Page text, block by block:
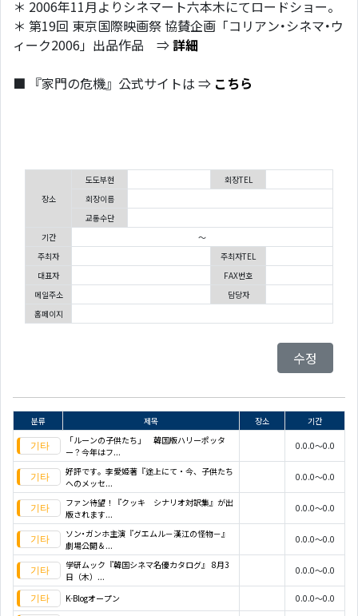
＊ 2006年11月よりシネマート六本木にてロードショー。
＊ 第19回 東京国際映画祭 協賛企画「コリアン･シネマ･ウ
ィーク2006」出品作品 ⇒詳細
■ 『家門の危機』公式サイトは ⇒ こちら
장소
도도부현
회장TEL
회장이름
교통수단
기간
～
주최자
주최자TEL
대표자
FAX번호
메일주소
담당자
홈페이지
수정
분류 제목 장소
기간
「ルーンの子供たち」 韓国版ハリーポッタ
ー？今年はフ...
0.0.0～0.0
好評です。李愛姫著『途上にて・今、子供たち
へのメッセ...
0.0.0～0.0
ファン待望！『クッキ シナリオ対訳集』が出
版されます...
0.0.0～0.0
ソン･ガンホ主演『グエムル－漢江の怪物－』
劇場公開＆...
0.0.0～0.0
学研ムック『韓国シネマ名優カタログ』 8月3
日（木）...
0.0.0～0.0
K-Blogオープン 0.0.0～0.0